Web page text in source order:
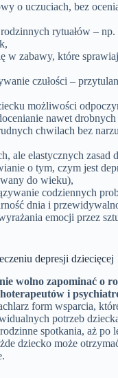
o uczuciach, bez
rytuałów –
w zabawy, które
czułości –
możliwości
nawet drobnych
chwilach bez
ale elastycznych zasad
o tym, czym jest
do wieku),
codziennych
dnia i
emocji przez
depresji dziecięcej
wolno zapominać o
i
form wsparcia,
potrzeb
spotkania, aż po
dziecko może